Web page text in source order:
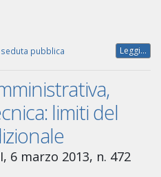
seduta pubblica Leggi...
limiti del
6 marzo 2013, n. 472